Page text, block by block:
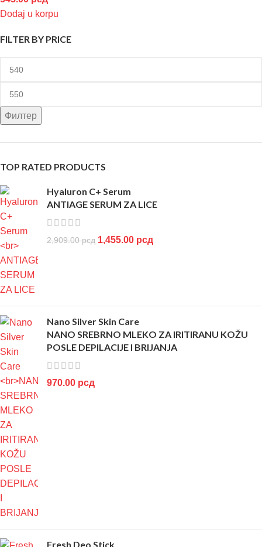
FILTER BY PRICE
Филтер
TOP RATED PRODUCTS
Hyaluron C+ Serum
ANTIAGE SERUM ZA LICE
2,909.00рсд 1,455.00 рсд
Nano Silver Skin Care
NANO SREBRNO MLEKO ZA IRITIRANU KOŽU
POSLE DEPILACIJE I BRIJANJA
970.00 рсд
Fresh Deo Stick
Dodaj u korpu